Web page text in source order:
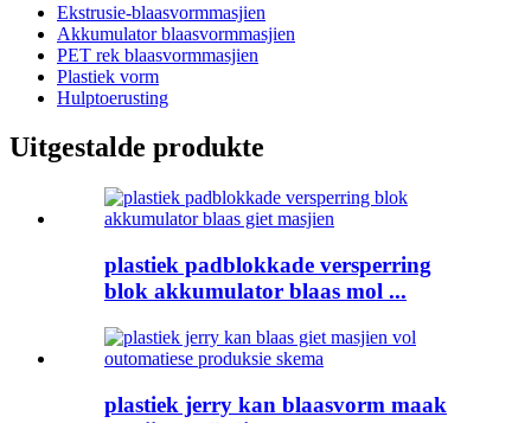
Ekstrusie-blaasvormmasjien
Akkumulator blaasvormmasjien
PET rek blaasvormmasjien
Plastiek vorm
Hulptoerusting
Uitgestalde produkte
plastiek padblokkade versperring
blok akkumulator blaas mol ...
plastiek jerry kan blaasvorm maak